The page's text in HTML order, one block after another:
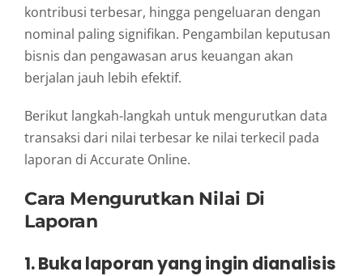
kontribusi terbesar, hingga pengeluaran dengan
nominal paling signifikan. Pengambilan keputusan
bisnis dan pengawasan arus keuangan akan
berjalan jauh lebih efektif.
Berikut langkah-langkah untuk mengurutkan data
transaksi dari nilai terbesar ke nilai terkecil pada
laporan di Accurate Online.
Cara Mengurutkan Nilai Di
Laporan
1. Buka laporan yang ingin dianalisis